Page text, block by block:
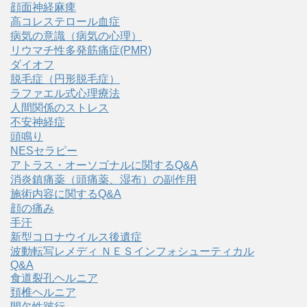
顔面神経麻痺
高コレステロール血症
病気の意識（病気の心理）
リウマチ性多発筋痛症(PMR)
ダイオフ
脱毛症（円形脱毛症）
ラファエル式心理療法
人間関係のストレス
不安神経症
頭鳴り
NESセラピー
アトラス・オーソゴナルに関するQ&A
消炎鎮痛薬（頭痛薬、湿布）の副作用
施術内容に関するQ&A
顔の痛み
手汗
新型コロナウイルス後遺症
波動転写レメディ ＮＥＳインフォシューティカル
Q&A
食道裂孔ヘルニア
頚椎ヘルニア